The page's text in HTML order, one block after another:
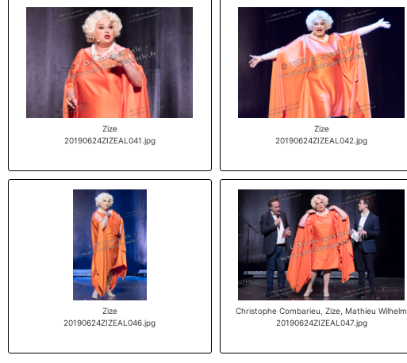
Zize
20190624ZIZEAL041.jpg
Zize
20190624ZIZEAL042.jpg
Zize
20190624ZIZEAL046.jpg
Christophe Combarieu, Zize, Mathieu Wilhelm
20190624ZIZEAL047.jpg